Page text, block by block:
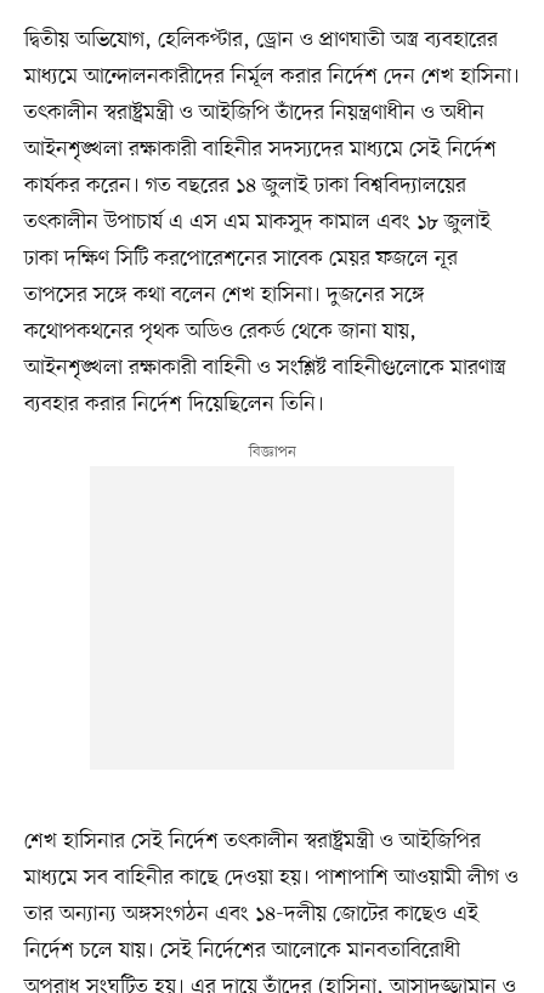
দ্বিতীয় অভিযোগ, হেলিকপ্টার, ড্রোন ও প্রাণঘাতী অস্ত্র ব্যবহারের
মাধ্যমে আন্দোলনকারীদের নির্মূল করার নির্দেশ দেন শেখ হাসিনা।
তৎকালীন স্বরাষ্ট্রমন্ত্রী ও আইজিপি তাঁদের নিয়ন্ত্রণাধীন ও অধীন
আইনশৃঙ্খলা রক্ষাকারী বাহিনীর সদস্যদের মাধ্যমে সেই নির্দেশ
কার্যকর করেন। গত বছরের ১৪ জুলাই ঢাকা বিশ্ববিদ্যালয়ের
তৎকালীন উপাচার্য এ এস এম মাকসুদ কামাল এবং ১৮ জুলাই
ঢাকা দক্ষিণ সিটি করপোরেশনের সাবেক মেয়র ফজলে নূর
তাপসের সঙ্গে কথা বলেন শেখ হাসিনা। দুজনের সঙ্গে
কথোপকথনের পৃথক অডিও রেকর্ড থেকে জানা যায়,
আইনশৃঙ্খলা রক্ষাকারী বাহিনী ও সংশ্লিষ্ট বাহিনীগুলোকে মারণাস্ত্র
ব্যবহার করার নির্দেশ দিয়েছিলেন তিনি।
শেখ হাসিনার সেই নির্দেশ তৎকালীন স্বরাষ্ট্রমন্ত্রী ও আইজিপির
মাধ্যমে সব বাহিনীর কাছে দেওয়া হয়। পাশাপাশি আওয়ামী লীগ ও
তার অন্যান্য অঙ্গসংগঠন এবং ১৪-দলীয় জোটের কাছেও এই
নির্দেশ চলে যায়। সেই নির্দেশের আলোকে মানবতাবিরোধী
অপরাধ সংঘটিত হয়। এর দায়ে তাঁদের (হাসিনা, আসাদুজ্জামান ও